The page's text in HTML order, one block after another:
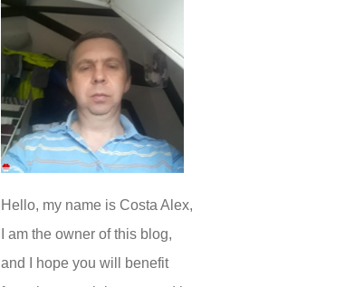
Hello, my name is Costa Alex,
I am the owner of this blog,
and I hope you will benefit